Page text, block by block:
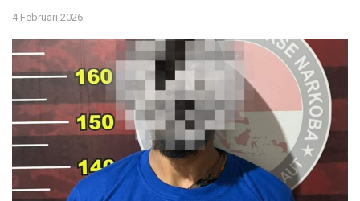
4 Februari 2026